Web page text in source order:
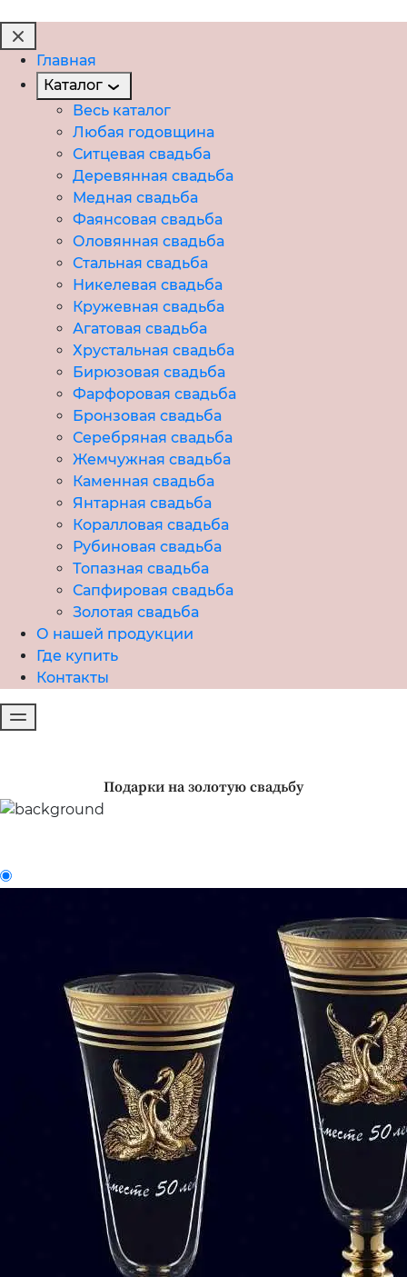
Главная
Каталог
Весь каталог
Любая годовщина
Ситцевая свадьба
Деревянная свадьба
Медная свадьба
Фаянсовая свадьба
Оловянная свадьба
Стальная свадьба
Никелевая свадьба
Кружевная свадьба
Агатовая свадьба
Хрустальная свадьба
Бирюзовая свадьба
Фарфоровая свадьба
Бронзовая свадьба
Серебряная свадьба
Жемчужная свадьба
Каменная свадьба
Янтарная свадьба
Коралловая свадьба
Рубиновая свадьба
Топазная свадьба
Сапфировая свадьба
Золотая свадьба
О нашей продукции
Где купить
Контакты
Подарки на золотую свадьбу